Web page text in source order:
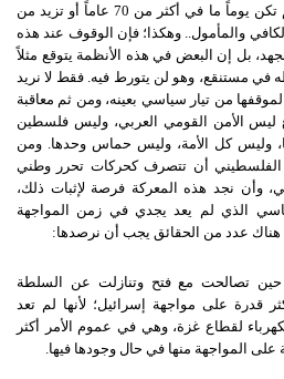
تكن يوماً ما في أكثر من
عاماً أو تزيد من
والمأمول
وهكذا؛ فإن الوقوف عند هذه
بل إن البعض في هذه الأنظمة يتوقع مثلاً
في مستنقع، وهو لن يتورط فيه .فقط لا نريد
من تيار سياسي بعينه، ومن ثم معاقبة
الأمن القومي العربي، وليس فلسطين
وليس كل الأمة، وليس حماس وحدها ومن
الفلسطيني أن تتصرف كحركات تحرر وطني
وأن نجد هذه المعركة فرصة لإثبات ذلك،
الذي لم يعد يجدي في زمن المواجهة
هناك عدد من الحقائق يجب أن نرصدها:
تصالحت مع فتح وتنازلت عن السلطة
قدرة على مواجهة إسرائيل؛ لأنها لم تعد
لقطاع غزة، وهي في عموم الأمر أكثر
المواجهة منها في حال وجودها فيها.